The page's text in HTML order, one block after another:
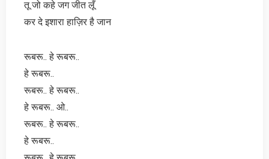
तू जो कहे जग जीत लूँ
कर दे इशारा हाज़िर है जान
रूबरू.. हे रूबरू..
हे रूबरू..
रूबरू.. हे रूबरू..
हे रूबरू.. ओ..
रूबरू.. हे रूबरू..
हे रूबरू..